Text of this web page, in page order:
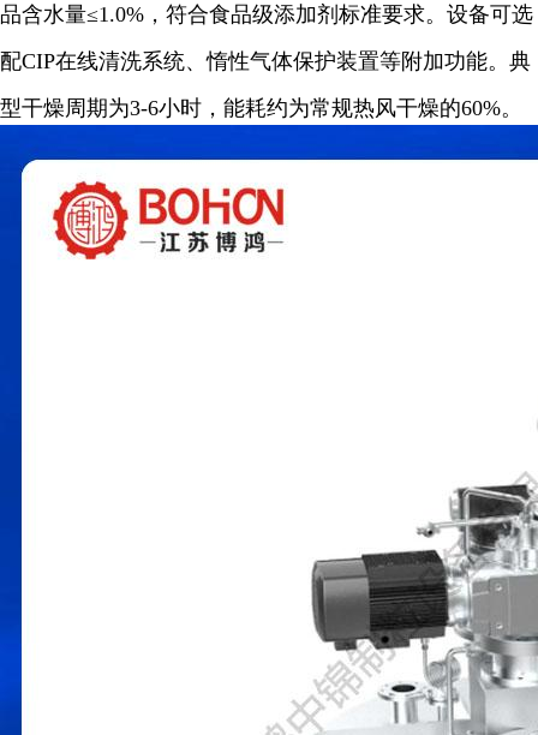
品含水量≤1.0%，符合食品级添加剂标准要求。设备可选
配CIP在线清洗系统、惰性气体保护装置等附加功能。典
型干燥周期为3-6小时，能耗约为常规热风干燥的60%。